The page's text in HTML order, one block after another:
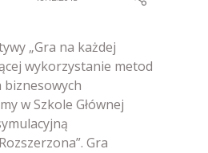
„Gra na każdej
wykorzystanie metod
biznesowych
w Szkole Głównej
Gra